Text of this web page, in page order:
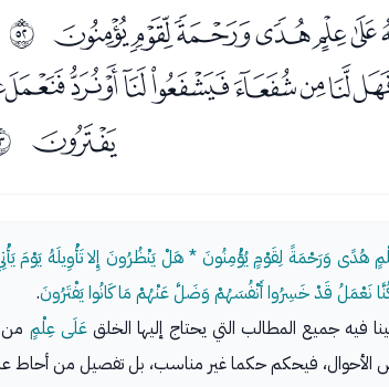
ﰳ
ﮃ
هُدًى وَرَحْمَةً لِقَوْمٍ يُؤْمِنُونَ * هَلْ يَنْظُرُونَ إِلا تَأْوِيلَهُ يَوْمَ
نَعْمَلُ قَدْ خَسِرُوا أَنْفُسَهُمْ وَضَلَّ عَنْهُمْ مَا كَانُوا يَفْتَرُونَ.
فيه جميع المطالب التي يحتاج إليها الخلقعَلَى عِلْمٍ من
الأحوال، فيحكم حكما غير مناسب، بل تفصيل من